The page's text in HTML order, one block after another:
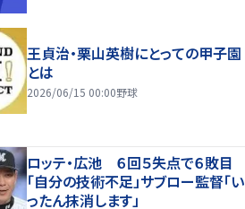
王貞治・栗山英樹にとっての甲子園
とは
2026/06/15 00:00野球
ロッテ・広池 ６回５失点で６敗目
「自分の技術不足」サブロー監督「い
ったん抹消します」